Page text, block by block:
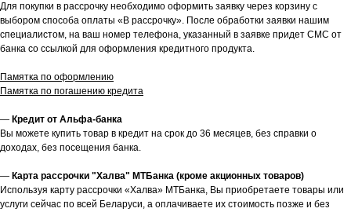
Для покупки в рассрочку необходимо оформить заявку через корзину с
выбором способа оплаты «В рассрочку». После обработки заявки нашим
специалистом, на ваш номер телефона, указанный в заявке придет СМС от
банка со ссылкой для оформления кредитного продукта.
Памятка по оформлению
Памятка по погашению кредита
— Кредит от Альфа-банка
Вы можете купить товар в кредит на срок до 36 месяцев, без справки о
доходах, без посещения банка.
— Карта рассрочки "Халва" МТБанка (кроме акционных товаров)
Используя карту рассрочки «Халва» МТБанка, Вы приобретаете товары или
услуги сейчас по всей Беларуси, а оплачиваете их стоимость позже и без